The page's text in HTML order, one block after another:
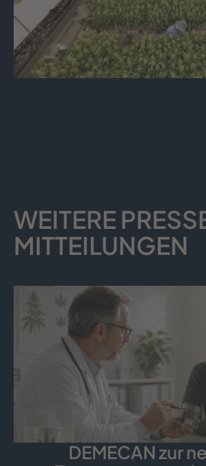
WEITERE
MITTEILUNGEN
DEMECAN zur